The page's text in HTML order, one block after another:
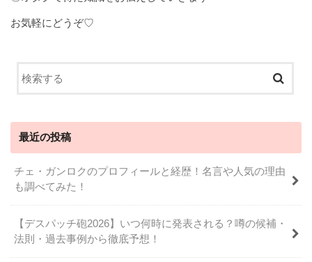
お気軽にどうぞ♡
最近の投稿
チェ・ガンロクのプロフィールと経歴！名言や人気の理由
も調べてみた！
【デスパッチ砲2026】いつ何時に発表される？噂の候補・
法則・過去事例から徹底予想！